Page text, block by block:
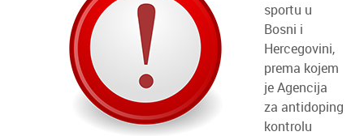
sportu u
Bosni i
Hercegovini,
prema kojem
je Agencija
za antidoping
kontrolu